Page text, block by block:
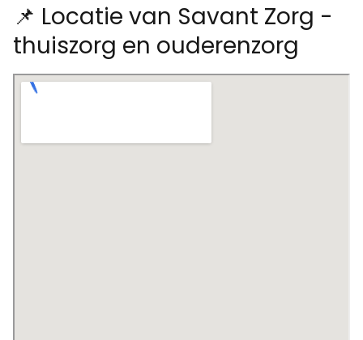
📌 Locatie van Savant Zorg -
thuiszorg en ouderenzorg